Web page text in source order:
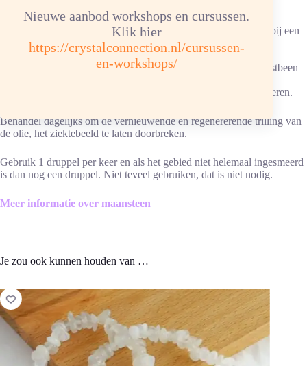
Nieuwe aanbod workshops en cursussen.
Klik hier
https://crystalconnection.nl/cursussen-
en-workshops/
• Cellulitis 1x per dag insmeren.
• Bij een disbalans in hormoonproductie bij de memopauze en bij een
kinderwens.
• Bij spierzwakte, chronische reuma, plaats insmeren.
• Bij te hoog oplopende emotionele reacties, smeren op het borstbeen
• Olie kan ons positief begeleiden in onze dromen, slapen insmeren.
Behandel dagelijks om de vernieuwende en regenererende trilling van
de olie, het ziektebeeld te laten doorbreken.
Gebruik 1 druppel per keer en als het gebied niet helemaal ingesmeerd
is dan nog een druppel. Niet teveel gebruiken, dat is niet nodig.
Meer informatie over maansteen
Je zou ook kunnen houden van …